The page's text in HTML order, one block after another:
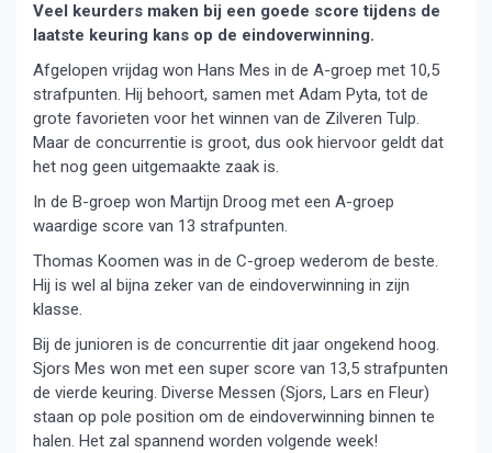
Veel keurders maken bij een goede score tijdens de
laatste keuring kans op de eindoverwinning.
Afgelopen vrijdag won Hans Mes in de A-groep met 10,5
strafpunten. Hij behoort, samen met Adam Pyta, tot de
grote favorieten voor het winnen van de Zilveren Tulp.
Maar de concurrentie is groot, dus ook hiervoor geldt dat
het nog geen uitgemaakte zaak is.
In de B-groep won Martijn Droog met een A-groep
waardige score van 13 strafpunten.
Thomas Koomen was in de C-groep wederom de beste.
Hij is wel al bijna zeker van de eindoverwinning in zijn
klasse.
Bij de junioren is de concurrentie dit jaar ongekend hoog.
Sjors Mes won met een super score van 13,5 strafpunten
de vierde keuring. Diverse Messen (Sjors, Lars en Fleur)
staan op pole position om de eindoverwinning binnen te
halen. Het zal spannend worden volgende week!